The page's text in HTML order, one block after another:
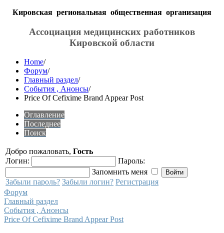
Кировская региональная общественная организация
Ассоциация медицинских работников
Кировской области
Home/
Форум/
Главный раздел/
События , Анонсы/
Price Of Cefixime Brand Appear Post
Оглавление
Последнее
Поиск
Добро пожаловать, Гость
Логин:
Пароль:
Запомнить меня
Забыли пароль? Забыли логин? Регистрация
Форум
Главный раздел
События , Анонсы
Price Of Cefixime Brand Appear Post